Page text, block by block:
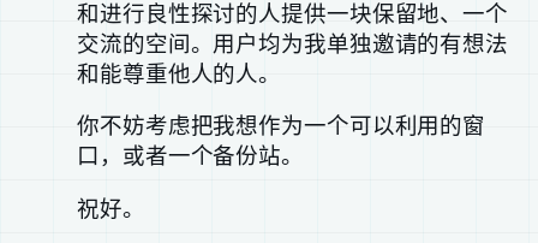
和进行良性探讨的人提供一块保留地、一个
交流的空间。用户均为我单独邀请的有想法
和能尊重他人的人。
你不妨考虑把我想作为一个可以利用的窗
口，或者一个备份站。
祝好。